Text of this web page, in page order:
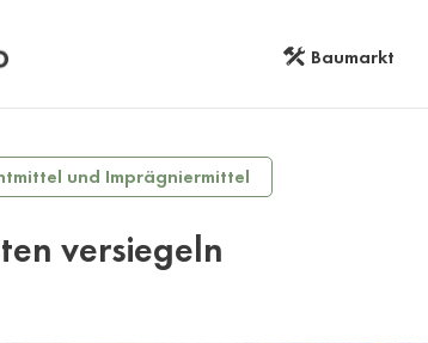
Baumarkt
und Imprägniermittel
versiegeln